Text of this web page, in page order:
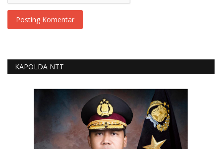
Posting Komentar
KAPOLDA NTT